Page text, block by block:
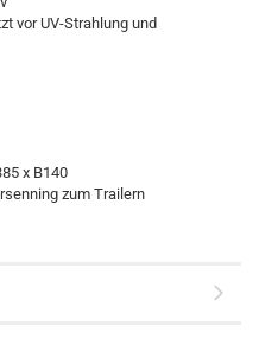
vor UV-Strahlung und
x B140
zum Trailern